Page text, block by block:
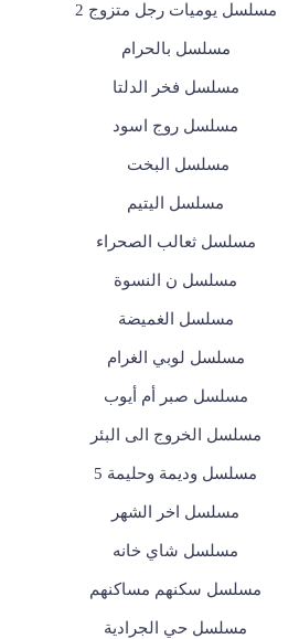
مسلسل يوميات رجل متزوج 2
مسلسل بالحرام
مسلسل فخر الدلتا
مسلسل روج اسود
مسلسل البخت
مسلسل اليتيم
مسلسل ثعالب الصحراء
مسلسل ن النسوة
مسلسل الغميضة
مسلسل لوبي الغرام
مسلسل صبر أم أيوب
مسلسل الخروج الى البئر
مسلسل وديمة وحليمة 5
مسلسل اخر الشهر
مسلسل شاي خانه
مسلسل سكنهم مساكنهم
مسلسل حي الجرادية